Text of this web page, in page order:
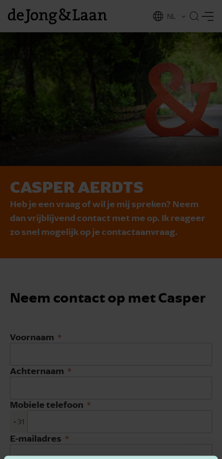
EN
NL
CASPER AERDTS
Heb je een vraag of wil je mij spreken? Neem
dan vrijblijvend contact met me op. Ik reageer
zo snel mogelijk op je contactaanvraag.
Neem contact op met Casper
Voornaam
Achternaam
Mobiele telefoon
+31
E-mailadres